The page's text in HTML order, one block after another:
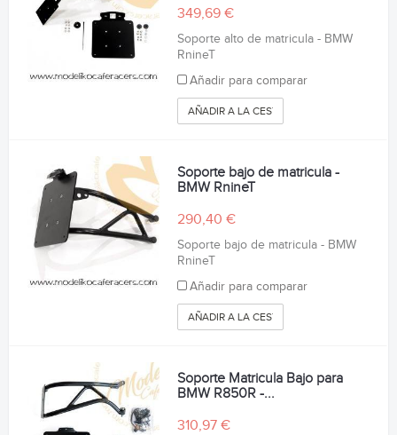
349,69 €
Soporte alto de matricula - BMW
RnineT
Añadir para comparar
AÑADIR A LA CESTA
Soporte bajo de matricula -
BMW RnineT
290,40 €
Soporte bajo de matricula - BMW
RnineT
Añadir para comparar
AÑADIR A LA CESTA
Soporte Matricula Bajo para
BMW R850R -...
310,97 €